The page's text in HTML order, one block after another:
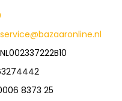
8373 25